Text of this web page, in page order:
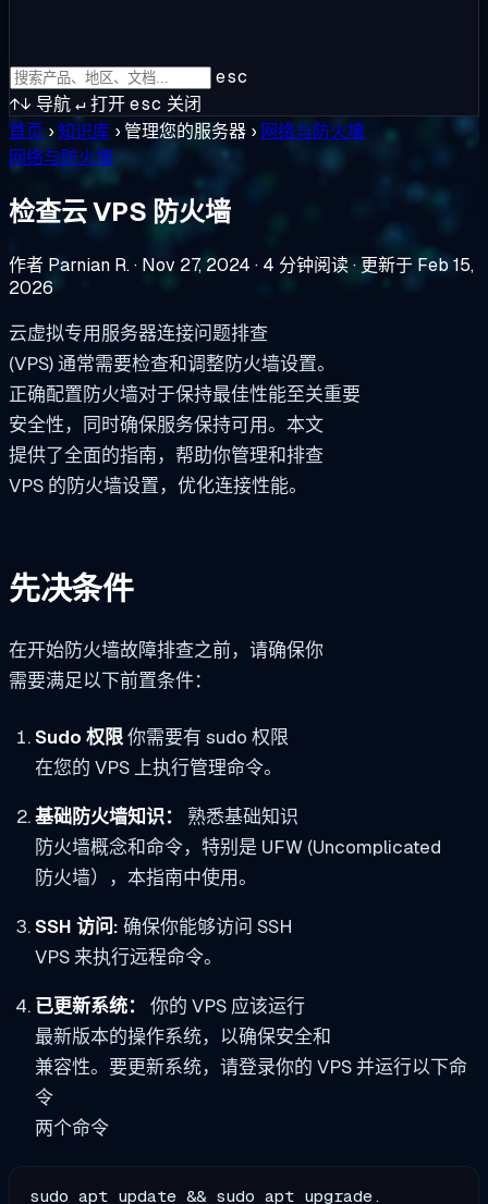
esc
↑↓ 导航↵打开esc 关闭
首页 ›知识库 › 管理您的服务器 › 网络与防火墙
网络与防火墙
检查云 VPS 防火墙
作者 Parnian R.· Nov 27, 2024 · 4 分钟阅读· 更新于 Feb 15,
2026
云虚拟专用服务器连接问题排查
(VPS) 通常需要检查和调整防火墙设置。
正确配置防火墙对于保持最佳性能至关重要
安全性，同时确保服务保持可用。本文
提供了全面的指南，帮助你管理和排查
VPS 的防火墙设置，优化连接性能。
先决条件
在开始防火墙故障排查之前，请确保你
需要满足以下前置条件：
Sudo 权限你需要有 sudo 权限
在您的 VPS 上执行管理命令。
基础防火墙知识：
熟悉基础知识
防火墙概念和命令，特别是 UFW (Uncomplicated
防火墙），本指南中使用。
SSH 访问: 确保你能够访问 SSH
VPS 来执行远程命令。
已更新系统：
你的 VPS 应该运行
最新版本的操作系统，以确保安全和
兼容性。要更新系统，请登录你的 VPS 并运行以下命
令
两个命令
sudo apt update && sudo apt upgrade.